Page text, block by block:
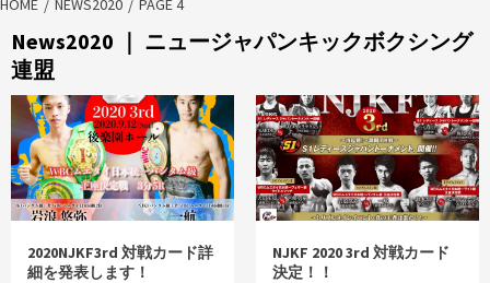
HOME NEWS2020 PAGE 4
News2020 ｜ ニュージャパンキックボクシング
連盟
2020NJKF3rd 対戦カード詳
細を発表します！
NJKF 2020 3rd 対戦カード
決定！！